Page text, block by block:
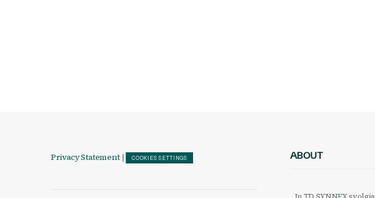
Privacy Statement | COOKIES SETTINGS ABOUT